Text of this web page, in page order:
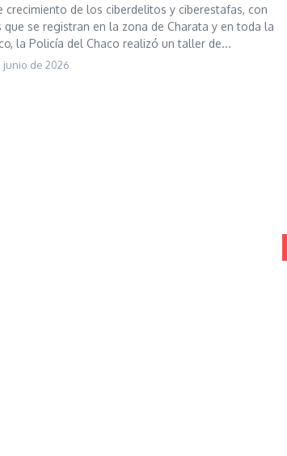
crecimiento de los ciberdelitos y ciberestafas, con
que se registran en la zona de Charata y en toda la
la Policía del Chaco realizó un taller de...
junio de 2026